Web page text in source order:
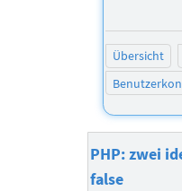
Übersicht
PHP: zwei
false